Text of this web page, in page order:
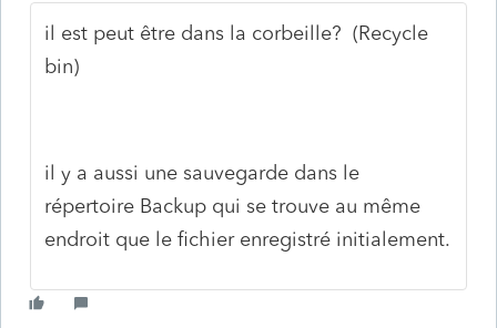
il est peut être dans la corbeille? (Recycle
bin)
il y a aussi une sauvegarde dans le
répertoire Backup qui se trouve au même
endroit que le fichier enregistré initialement.